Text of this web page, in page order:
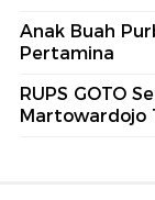
Anak Buah
Pertamina
RUPS GOTO
Martowardojo